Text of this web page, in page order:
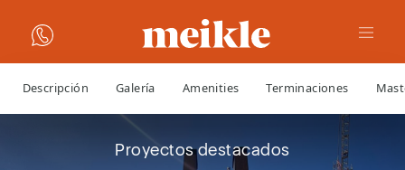
Descripción Galería Amenities Terminaciones
Proyectos destacados